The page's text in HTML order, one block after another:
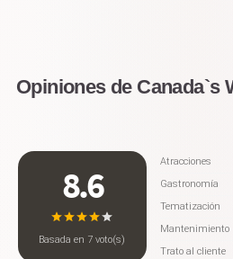
Opiniones de Canada`s
8.6
Basada en 7 voto(s)
Atracciones
Gastronomía
Tematización
Mantenimiento
Trato al cliente